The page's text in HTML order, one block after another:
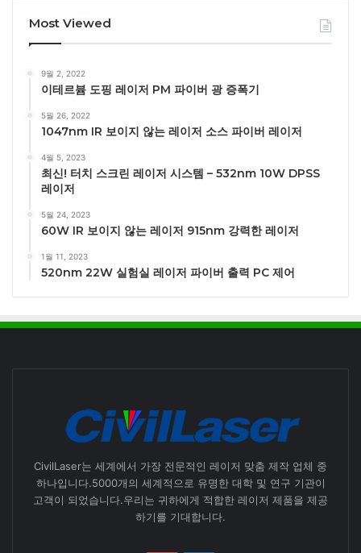
Most Viewed
9월 2, 2022
이테르븀 도핑 레이저 PM 파이버 광 증폭기
5월 26, 2022
1047nm IR 보이지 않는 레이저 소스 파이버 레이저
4월 5, 2023
최신! 터치 스크린 레이저 시스템 – 532nm 10W DPSS
레이저
5월 24, 2023
60W IR 보이지 않는 레이저 915nm 강력한 레이저
1월 11, 2023
520nm 22W 실험실 레이저 파이버 출력 PC 제어
CivilLaser는 세계에서 가장 전문적인 레이저 맞춤 제작 업체 중
하나입니다.5000개의 세계적으로 유명한 대학 및 연구 기관이
고객이 되었습니다.우리는 귀하에게 적합한 레이저 제품을 제공
하기를 기대합니다.